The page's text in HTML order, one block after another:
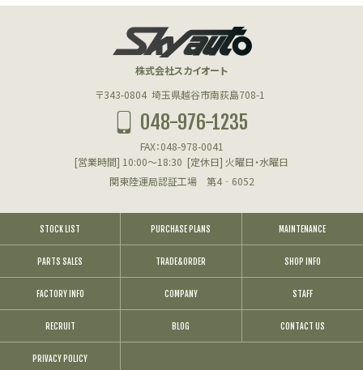
株式会社スカイオート
〒343-0804 埼玉県越谷市南荻島708-1
048-976-1235
FAX：048-978-0041
[営業時間] 10:00～18:30 [定休日] 火曜日・水曜日
関東陸運局認証工場 第4‐6052
STOCK LIST PURCHASE PLANS MAINTENANCE
PARTS SALES TRADE&ORDER SHOP INFO
FACTORY INFO COMPANY STAFF
RECRUIT BLOG CONTACT US
PRIVACY POLICY